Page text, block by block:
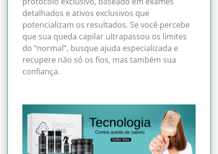
detalhados e ativos exclusivos que
potencializam os resultados. Se você percebe
que sua queda capilar ultrapassou os limites
do “normal”, busque ajuda especializada e
recupere não só os fios, mas também sua
confiança.